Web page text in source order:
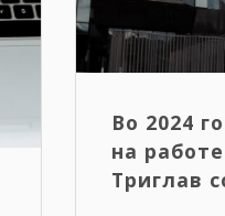
Во 2024
на
Триглав